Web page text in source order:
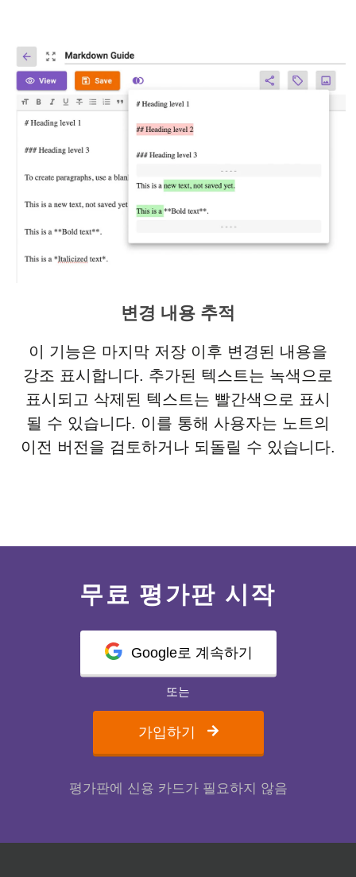
변경 내용 추적
이 기능은 마지막 저장 이후 변경된 내용을
강조 표시합니다. 추가된 텍스트는 녹색으로
표시되고 삭제된 텍스트는 빨간색으로 표시
될 수 있습니다. 이를 통해 사용자는 노트의
이전 버전을 검토하거나 되돌릴 수 있습니다.
무료 평가판 시작
Google로 계속하기
또는
가입하기
평가판에 신용 카드가 필요하지 않음